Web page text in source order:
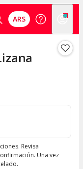
ARS
Revisa
Una vez